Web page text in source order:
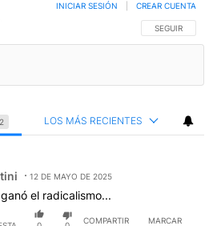
SIGA ESTA
SEGUIR
INICIAR SESIÓN CREAR CUENTA
2 LOS MÁS RECIENTES
Piacentini.
12 DE MAYO DE 2025
el radicalismo...
COMPARTIR
MARCAR